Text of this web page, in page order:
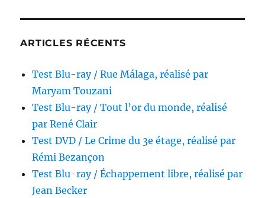
ARTICLES RÉCENTS
Test Blu-ray / Rue Málaga, réalisé par
Maryam Touzani
Test Blu-ray / Tout l’or du monde, réalisé
par René Clair
Test DVD / Le Crime du 3e étage, réalisé par
Rémi Bezançon
Test Blu-ray / Échappement libre, réalisé par
Jean Becker